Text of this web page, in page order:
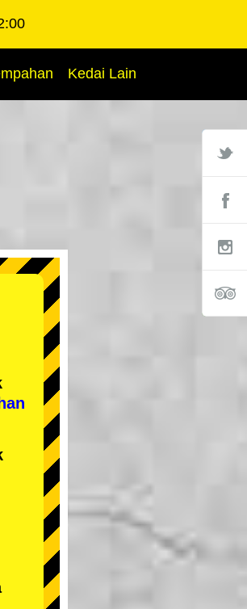
Kedai Lain